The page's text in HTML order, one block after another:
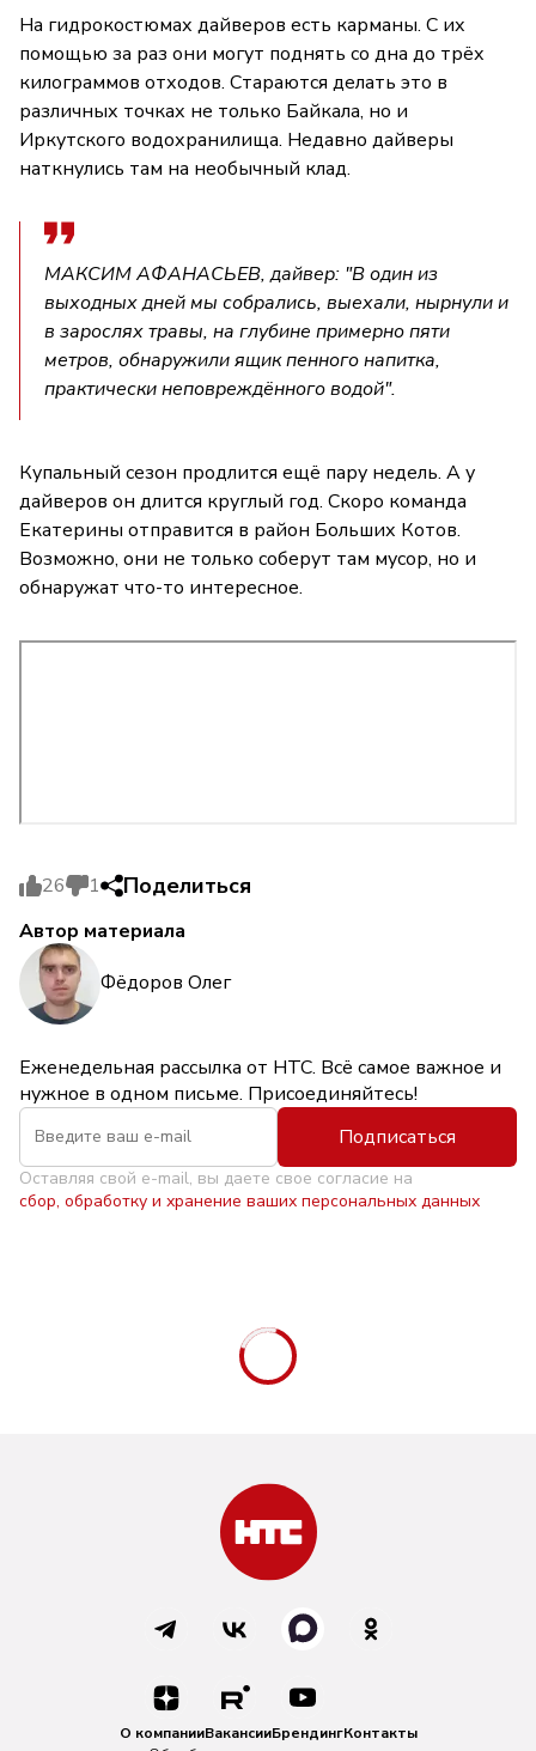
На гидрокостюмах дайверов есть карманы. С их
помощью за раз они могут поднять со дна до трёх
килограммов отходов. Стараются делать это в
различных точках не только Байкала, но и
Иркутского водохранилища. Недавно дайверы
наткнулись там на необычный клад.
МАКСИМ АФАНАСЬЕВ, дайвер: "В один из
выходных дней мы собрались, выехали, нырнули и
в зарослях травы, на глубине примерно пяти
метров, обнаружили ящик пенного напитка,
практически неповреждённого водой".
Купальный сезон продлится ещё пару недель. А у
дайверов он длится круглый год. Скоро команда
Екатерины отправится в район Больших Котов.
Возможно, они не только соберут там мусор, но и
обнаружат что-то интересное.
26 1 Поделиться
Автор материала
Фёдоров Олег
Еженедельная рассылка от НТС. Всё самое важное и
нужное в одном письме. Присоединяйтесь!
Подписаться
Оставляя свой e-mail, вы даете свое согласие на
сбор, обработку и хранение ваших персональных данных
О компанииВакансииБрендингКонтакты